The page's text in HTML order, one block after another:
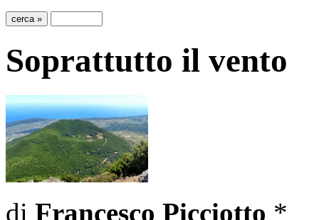
Soprattutto il vento
di Francesco Picciotto *